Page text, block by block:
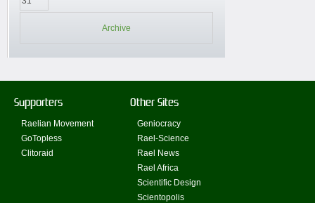
Archive
Supporters
Raelian Movement
GoTopless
Clitoraid
Other Sites
Geniocracy
Rael-Science
Rael News
Rael Africa
Scientific Design
Scientopolis